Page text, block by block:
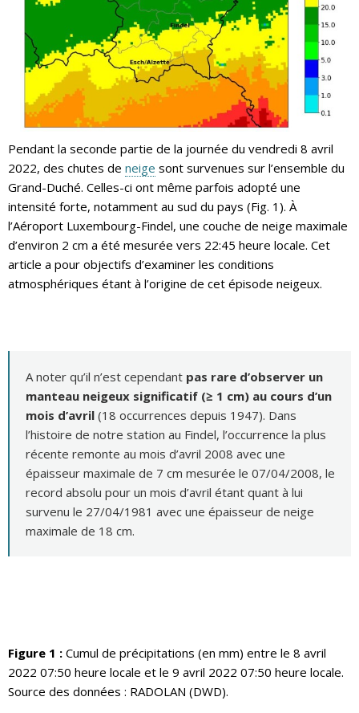
Pendant la seconde partie de la journée du vendredi 8 avril
2022, des chutes de neige sont survenues sur l’ensemble du
Grand-Duché. Celles-ci ont même parfois adopté une
intensité forte, notamment au sud du pays (Fig. 1). À
l’Aéroport Luxembourg-Findel, une couche de neige maximale
d’environ 2 cm a été mesurée vers 22:45 heure locale. Cet
article a pour objectifs d’examiner les conditions
atmosphériques étant à l’origine de cet épisode neigeux.
A noter qu’il n’est cependant pas rare d’observer un
manteau neigeux significatif (≥ 1 cm) au cours d’un
mois d’avril (18 occurrences depuis 1947). Dans
l’histoire de notre station au Findel, l’occurrence la plus
récente remonte au mois d’avril 2008 avec une
épaisseur maximale de 7 cm mesurée le 07/04/2008, le
record absolu pour un mois d’avril étant quant à lui
survenu le 27/04/1981 avec une épaisseur de neige
maximale de 18 cm.
Figure 1 : Cumul de précipitations (en mm) entre le 8 avril
2022 07:50 heure locale et le 9 avril 2022 07:50 heure locale.
Source des données : RADOLAN (DWD).